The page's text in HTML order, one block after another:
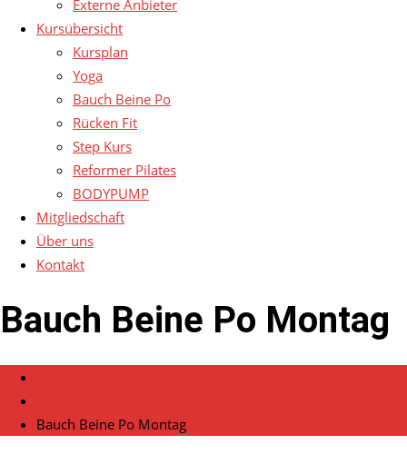
Externe Anbieter
Kursübersicht
Kursplan
Yoga
Bauch Beine Po
Rücken Fit
Step Kurs
Reformer Pilates
BODYPUMP
Mitgliedschaft
Über uns
Kontakt
Bauch Beine Po Montag
Bauch Beine Po Montag